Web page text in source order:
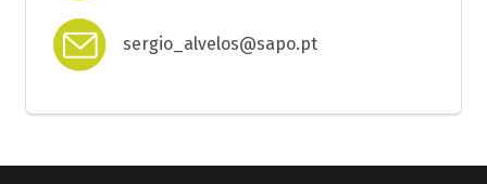
sergio_alvelos@sapo.pt